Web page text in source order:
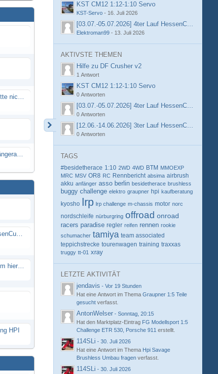
Spammail von Info@rcweb.de - Bitte nicht auf den Link klicken
X-Ray RX8 mir Motor Reso Empfängerakku
[03.07.-05.07.2026] 4ter Lauf HessenCup OR8 / OR8E 2026 beim MSV Linsengericht e.V.
Eure neue Strecke in diesem Forum hier posten
HPI
KST CM12 1:12-1:10 Servo
KST-Servo - 16. Juli 2026
[03.07.-05.07.2026] 4ter Lauf HessenCup OR8 /
Elektroman99 - 13. Juli 2026
AKTIVSTE THEMEN
Hilfe zu DF Crusher v2
1 Antwort
KST CM12 1:12-1:10 Servo
0 Antworten
[03.07.-05.07.2026] 4ter Lauf HessenCup OR8 /
0 Antworten
[12.06.-14.06.2026] 3ter Lauf HessenCup OR8 /
0 Antworten
TAGS
#besidetherace 1:10 2WD 4WD BTM MMOEXP
MRC MSV OR8 RC Rennbericht absima airbrush
akku anfänger asso berlin besidetherace brushless
buggy challenge elektro graupner hpi kaufberatung
kyosho lrp lrp challenge m-chassis motor norc
nordschleife nürburgring offroad onroad
racers paradise regler reifen rennen rookie
schumacher tamiya team associated
teppichstrecke tourenwagen training traxxas
truggy tt-01 xray
LETZTE AKTIVITÄT
jendavis - Vor 19 Stunden
Hat eine Antwort im Thema Graupner 1:5 Teile
gesucht verfasst.
AntonWelser - Sonntag, 20:15
Hat den Marktplatz-Eintrag FG Modellsport 1:5
Challenge ETR 530, Porsche 911 erstellt.
114SLi - 30. Juli 2026
Hat eine Antwort im Thema Hpi Savage
Brushless Umbau fragen verfasst.
114SLi - 30. Juli 2026